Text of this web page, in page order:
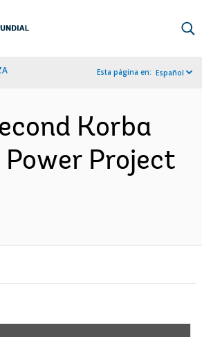
Esta página en: Español
Korba
Power Project